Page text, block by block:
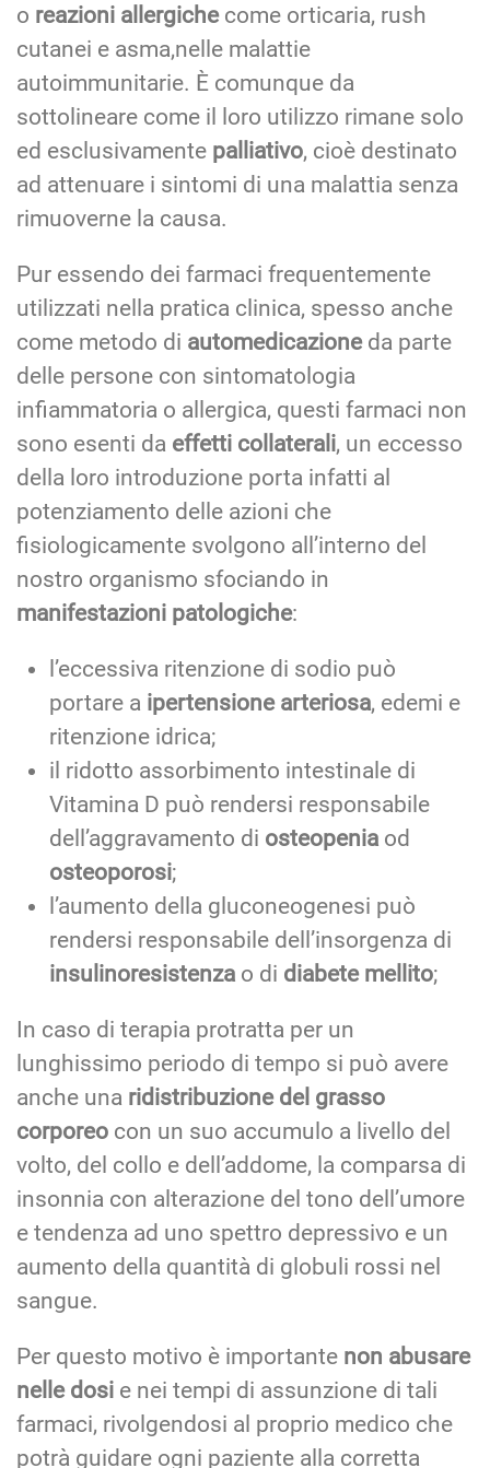
o reazioni allergichecome orticaria, rush
cutanei e asma,nelle malattie
autoimmunitarie. È comunque da
sottolineare come il loro utilizzo rimane solo
ed esclusivamente palliativo, cioè destinato
ad attenuare i sintomi di una malattia senza
rimuoverne la causa.
Pur essendo dei farmaci frequentemente
utilizzati nella pratica clinica, spesso anche
come metodo di automedicazione da parte
delle persone con sintomatologia
infiammatoria o allergica, questi farmaci non
sono esenti da effetti collaterali, un eccesso
della loro introduzione porta infatti al
potenziamento delle azioni che
fisiologicamente svolgono all’interno del
nostro organismo sfociando in
manifestazioni patologiche:
l’eccessiva ritenzione di sodio può
portare a ipertensione arteriosa, edemi e
ritenzione idrica;
il ridotto assorbimento intestinale di
Vitamina D può rendersi responsabile
dell’aggravamento di osteopenia od
osteoporosi;
l’aumento della gluconeogenesi può
rendersi responsabile dell’insorgenza di
insulinoresistenza o di diabete mellito;
In caso di terapia protratta per un
lunghissimo periodo di tempo si può avere
anche una ridistribuzione del grasso
corporeo con un suo accumulo a livello del
volto, del collo e dell’addome, la comparsa di
insonnia con alterazione del tono dell’umore
e tendenza ad uno spettro depressivo e un
aumento della quantità di globuli rossi nel
sangue.
Per questo motivo è importante non abusare
nelle dosi e nei tempi di assunzione di tali
farmaci, rivolgendosi al proprio medico che
potrà guidare ogni paziente alla corretta